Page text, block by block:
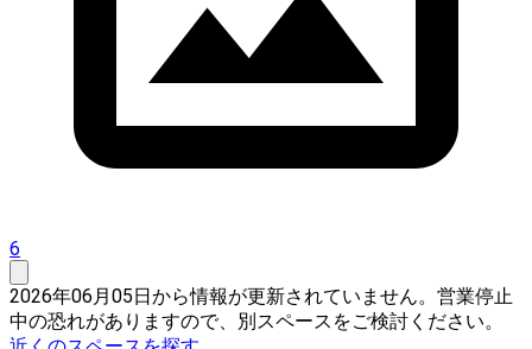
6
2026年06月05日から情報が更新されていません。営業停止
中の恐れがありますので、別スペースをご検討ください。